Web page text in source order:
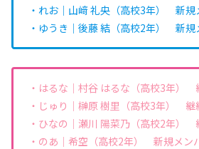
・れお｜山﨑 礼央（高校3年） 新規
・ゆうき｜後藤 結（高校2年） 新規
・はるな｜村谷 はるな（高校3年）
・じゅり｜榊原 樹里（高校3年） 継
・ひなの｜瀬川 陽菜乃（高校2年）
・のあ｜希空（高校2年） 新規メン